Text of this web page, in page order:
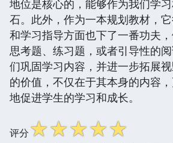
地位是核心的，能够作为我们学
石。此外，作为一本规划教材，
和学习指导方面也下了一番功夫
思考题、练习题，或者引导性的
们巩固学习内容，并进一步拓展
的价值，不仅在于其本身的内容
地促进学生的学习和成长。
评分☆☆☆☆☆